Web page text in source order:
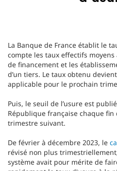
La Banque de France établit le
compte les taux effectifs
de financement et les
d’un tiers. Le taux obtenu
applicable pour le prochain
Puis, le seuil de l’usure est
République française chaque
trimestre suivant.
De février à décembre 2023, le
révisé non plus
système avait pour mérite de